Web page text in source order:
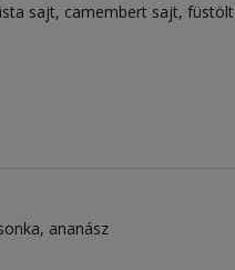
sajt camembert sajt füstölt
ananász